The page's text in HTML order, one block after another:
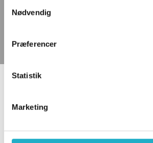
Nødvendig
Præferencer
Statistik
Marketing
ejendommen:
guide til en